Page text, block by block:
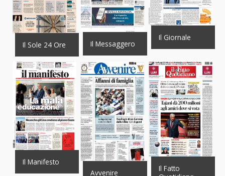
Il Sole 24 Ore Il Messaggero
Il Giornale
Il Manifesto
Avvenire
Il Fatto